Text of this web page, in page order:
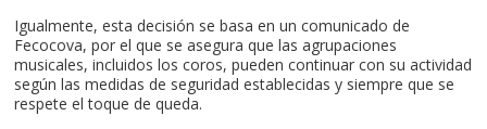
Igualmente, esta decisión se basa en un comunicado de
Fecocova, por el que se asegura que las agrupaciones
musicales, incluidos los coros, pueden continuar con su actividad
según las medidas de seguridad establecidas y siempre que se
respete el toque de queda.